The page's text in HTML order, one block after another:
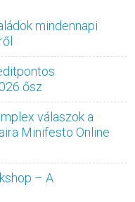
mindennapi
ősz
válaszok a
Minifesto Online
– A